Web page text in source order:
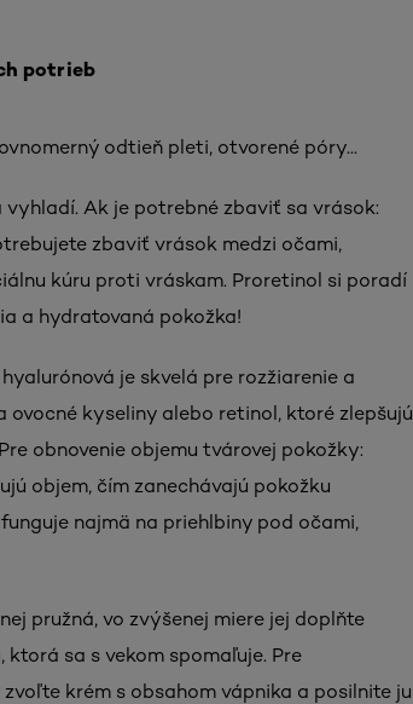
potrieb
odtieň pleti, otvorené póry...
Ak je potrebné zbaviť sa vrások:
zbaviť vrások medzi očami,
kúru proti vráskam. Proretinol si poradí
a hydratovaná pokožka!
je skvelá pre rozžiarenie a
kyseliny alebo retinol, ktoré zlepšujú
obnovenie objemu tvárovej pokožky:
objem, čím zanechávajú pokožku
najmä na priehlbiny pod očami,
pružná, vo zvýšenej miere jej doplňte
sa s vekom spomaľuje. Pre
krém s obsahom vápnika a posilnite ju